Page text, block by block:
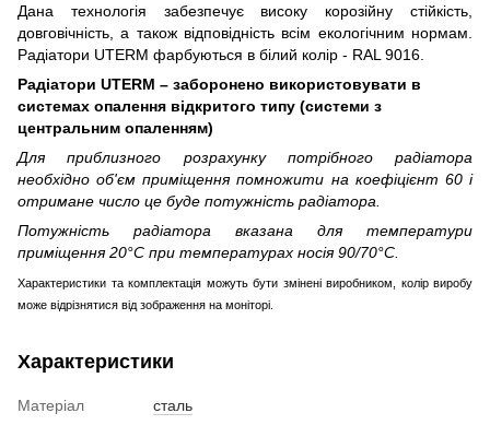
Дана технологія забезпечує високу корозійну стійкість,
довговічність, а також відповідність всім екологічним нормам.
Радіатори UTERM фарбуються в білий колір - RAL 9016.
Радіатори UTERM – заборонено використовувати в
системах опалення вiдкритого типу (системи з
центральним опаленням)
Для приблизного розрахунку потрібного радіатора
необхідно об'єм приміщення помножити на коефіцієнт 60 і
отримане число це буде потужність радіатора.
Потужність радіатора вказана для температури
приміщення 20°С при температурах носія 90/70°С.
Характеристики та комплектація можуть бути змінені виробником, колір виробу
може відрізнятися від зображення на моніторі.
Характеристики
Матеріал
сталь